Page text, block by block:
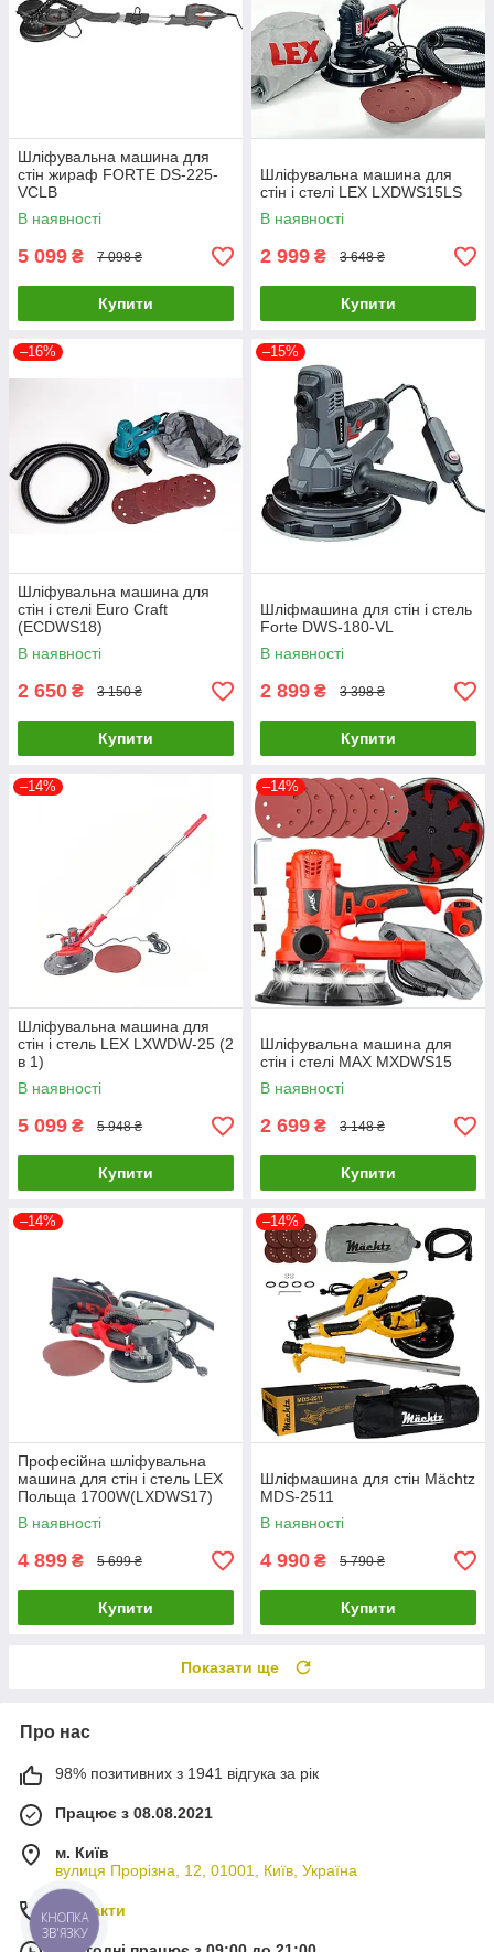
Шлiфувальна машина для
стiн жираф FORTE DS-225-
VCLВ
В наявності
5 099 ₴ 7 098 ₴
Купити
Шліфувальна машина для
стін і стелі LEX LXDWS15LS
В наявності
2 999 ₴ 3 648 ₴
Купити
–16%
Шліфувальна машина для
стін і стелі Euro Craft
(ECDWS18)
В наявності
2 650 ₴ 3 150 ₴
Купити
–15%
Шліфмашина для стін і стель
Forte DWS-180-VL
В наявності
2 899 ₴ 3 398 ₴
Купити
–14%
Шліфувальна машина для
стін і стель LEX LXWDW-25 (2
в 1)
В наявності
5 099 ₴ 5 948 ₴
Купити
–14%
Шліфувальна машина для
стін і стелі MAX MXDWS15
В наявності
2 699 ₴ 3 148 ₴
Купити
–14%
Професійна шліфувальна
машина для стін і стель LEX
Польща 1700W(LXDWS17)
В наявності
4 899 ₴ 5 699 ₴
Купити
–14%
Шліфмашина для стін Mächtz
MDS-2511
В наявності
4 990 ₴ 5 790 ₴
Купити
Показати ще
Про нас
98% позитивних з 1941 відгука за рік
Працює з 08.08.2021
м. Київ
вулиця Прорізна, 12, 01001, Київ, Україна
Контакти
КНОПКА
ЗВ'ЯЗКУ